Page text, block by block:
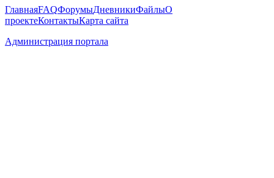
ГлавнаяFAQФорумыДневникиФайлыО
проектеКонтактыКарта сайта
Администрация портала